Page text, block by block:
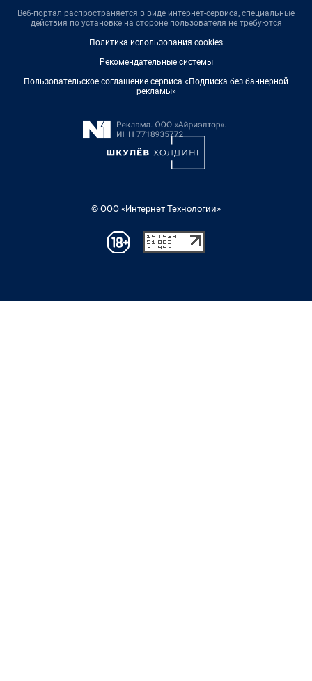
Веб-портал распространяется в виде интернет-сервиса, специальные
действия по установке на стороне пользователя не требуются
Политика использования cookies
Рекомендательные системы
Пользовательское соглашение сервиса «Подписка без баннерной
рекламы»
© ООО «Интернет Технологии»